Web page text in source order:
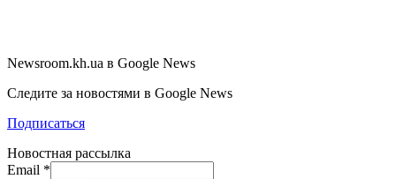
Newsroom.kh.ua в Google News
Следите за новостями в Google News
Подписаться
Новостная рассылка
Email *